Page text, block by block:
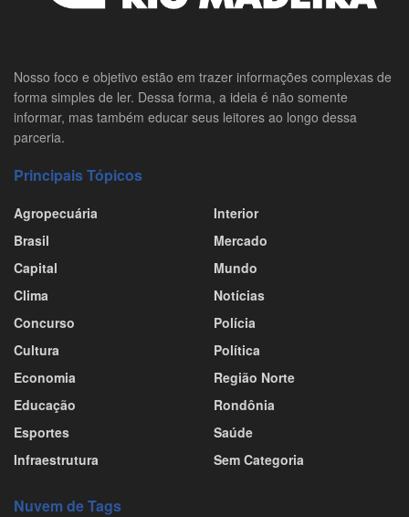
Nosso foco e objetivo estão em trazer informações complexas de
forma simples de ler. Dessa forma, a ideia é não somente
informar, mas também educar seus leitores ao longo dessa
parceria.
Principais Tópicos
Agropecuária
Brasil
Capital
Clima
Concurso
Cultura
Economia
Educação
Esportes
Infraestrutura
Interior
Mercado
Mundo
Notícias
Polícia
Política
Região Norte
Rondônia
Saúde
Sem Categoria
Nuvem de Tags